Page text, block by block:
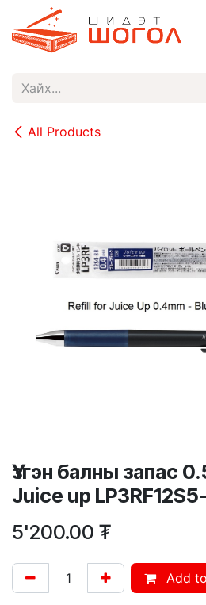
Skip to Content
All Products
Үзгэн балны запас
Juice up
5'200.00 ₮
Add